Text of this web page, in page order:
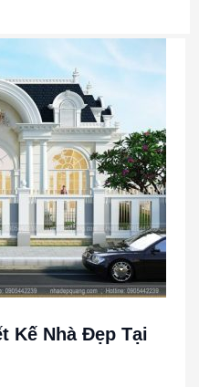
Kế Nhà Đẹp Tại